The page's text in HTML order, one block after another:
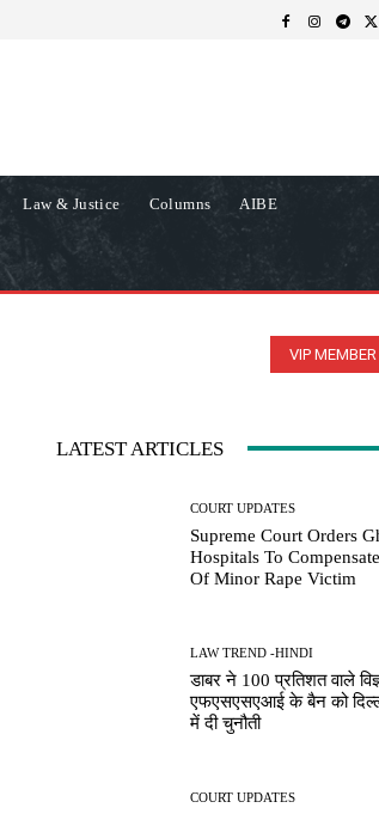
Law & Justice Columns AIBE
VIP
LATEST ARTICLES
COURT UPDATES
Supreme Court Orders
Hospitals To
Of Minor Rape Victim
LAW TREND -HINDI
डाबर ने 100 प्रतिशत वाले
एफएसएसएआई के बैन को
में दी चुनौती
COURT UPDATES